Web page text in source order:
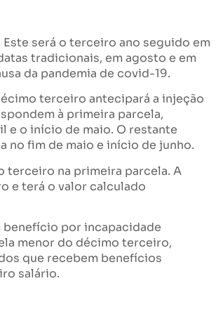
Este será o terceiro ano seguido em
tradicionais, em agosto e em
da pandemia de covid-19.
terceiro antecipará a injeção
à primeira parcela,
e o início de maio. O restante
no fim de maio e início de junho.
terceiro na primeira parcela. A
e terá o valor calculado
benefício por incapacidade
menor do décimo terceiro,
que recebem benefícios
salário.